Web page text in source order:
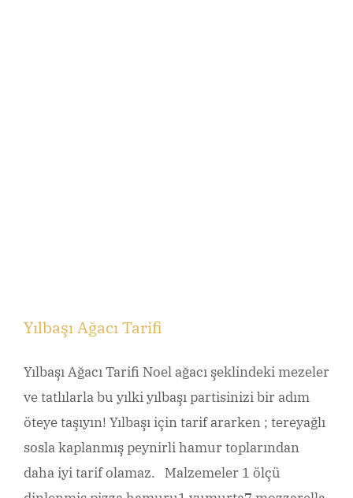
Yılbaşı Ağacı Tarifi
Yılbaşı Ağacı Tarifi Noel ağacı şeklindeki mezeler
ve tatlılarla bu yılki yılbaşı partisinizi bir adım
öteye taşıyın! Yılbaşı için tarif ararken ; tereyağlı
sosla kaplanmış peynirli hamur toplarından
daha iyi tarif olamaz. Malzemeler 1 ölçü